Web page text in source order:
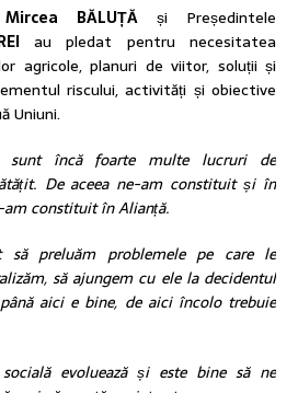
Mircea BĂLUȚĂși Președintele
au pledat pentru necesitatea
agricole, planuri de viitor, soluții și
riscului, activități și obiective
Uniuni.
sunt încă foarte multe lucruri de
De aceea ne-am constituit și în
am constituit în Alianță.
să preluăm problemele pe care le
să ajungem cu ele la decidentul
aici e bine, de aici încolo trebuie
evoluează și este bine să ne